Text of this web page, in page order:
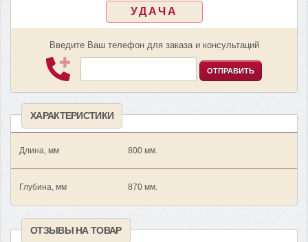
УДАЧА
Введите Ваш телефон для заказа и консультаций
ОТПРАВИТЬ
ХАРАКТЕРИСТИКИ
Длина, мм 800 мм.
Глубина, мм 870 мм.
ОТЗЫВЫ НА ТОВАР